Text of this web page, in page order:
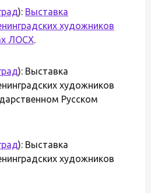
): Выставка
художников
ЛОСХ.
): Выставка
художников
Русском
): Выставка
художников